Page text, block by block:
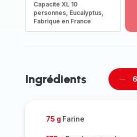
Capacité XL 10
personnes, Eucalyptus,
Fabriqué en France
Ingrédients
75 g Farine